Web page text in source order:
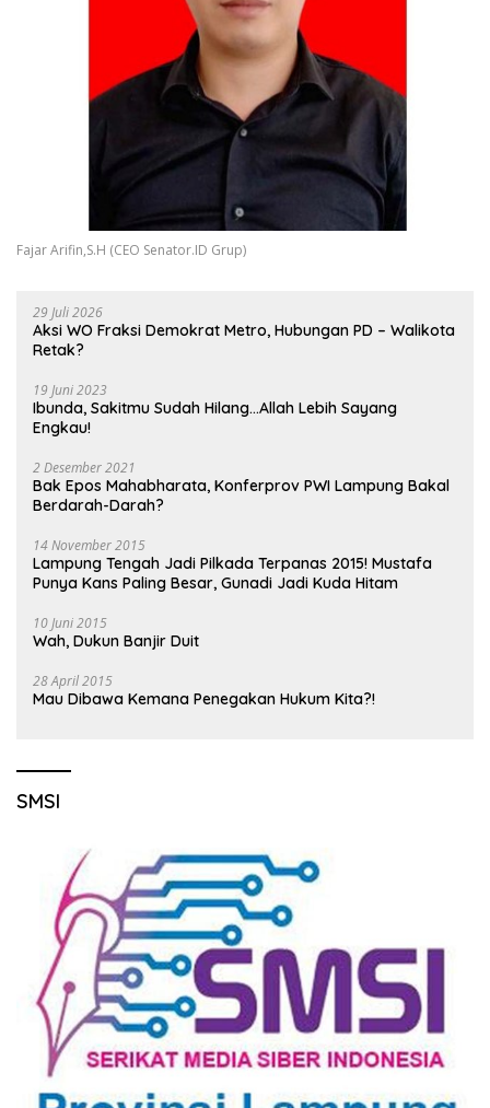
Fajar Arifin,S.H (CEO Senator.ID Grup)
29 Juli 2026
Aksi WO Fraksi Demokrat Metro, Hubungan PD – Walikota
Retak?
19 Juni 2023
Ibunda, Sakitmu Sudah Hilang…Allah Lebih Sayang
Engkau!
2 Desember 2021
Bak Epos Mahabharata, Konferprov PWI Lampung Bakal
Berdarah-Darah?
14 November 2015
Lampung Tengah Jadi Pilkada Terpanas 2015! Mustafa
Punya Kans Paling Besar, Gunadi Jadi Kuda Hitam
10 Juni 2015
Wah, Dukun Banjir Duit
28 April 2015
Mau Dibawa Kemana Penegakan Hukum Kita?!
SMSI